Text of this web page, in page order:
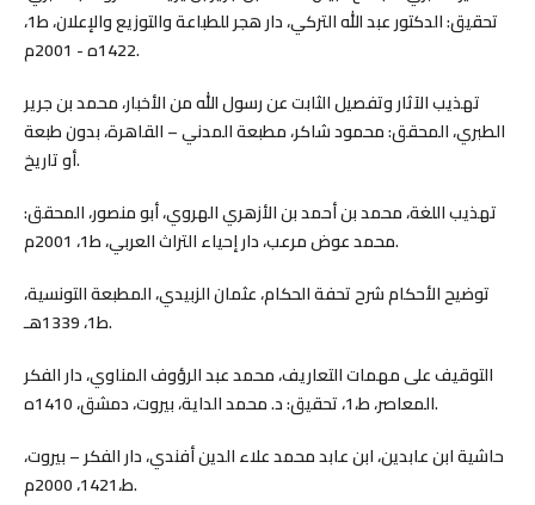
تحقيق: الدكتور عبد الله التركي، دار هجر للطباعة والتوزيع والإعلان، ط1،
1422ه - 2001م.
تهذيب الآثار وتفصيل الثابت عن رسول الله من الأخبار، محمد بن جرير
الطبري، المحقق: محمود شاكر، مطبعة المدني – القاهرة، بدون طبعة
أو تاريخ.
تهذيب اللغة، محمد بن أحمد بن الأزهري الهروي، أبو منصور، المحقق:
محمد عوض مرعب، دار إحياء التراث العربي، ط1، 2001م.
توضيح الأحكام شرح تحفة الحكام، عثمان الزبيدي، المطبعة التونسية،
ط1، 1339هـ.
التوقيف على مهمات التعاريف، محمد عبد الرؤوف المناوي، دار الفكر
المعاصر، ط،1، تحقيق: د. محمد الداية، بيروت، دمشق، 1410ه.
حاشية ابن عابدين، ابن عابد محمد علاء الدين أفندي، دار الفكر – بيروت،
ط،1421، 2000م.